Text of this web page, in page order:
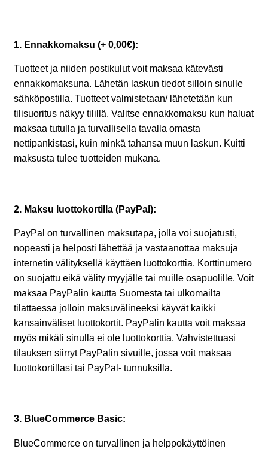
1. Ennakkomaksu (+ 0,00€):
Tuotteet ja niiden postikulut voit maksaa kätevästi
ennakkomaksuna. Lähetän laskun tiedot silloin sinulle
sähköpostilla. Tuotteet valmistetaan/ lähetetään kun
tilisuoritus näkyy tilillä. Valitse ennakkomaksu kun haluat
maksaa tutulla ja turvallisella tavalla omasta
nettipankistasi, kuin minkä tahansa muun laskun. Kuitti
maksusta tulee tuotteiden mukana.
2. Maksu luottokortilla (PayPal):
PayPal on turvallinen maksutapa, jolla voi suojatusti,
nopeasti ja helposti lähettää ja vastaanottaa maksuja
internetin välityksellä käyttäen luottokorttia. Korttinumero
on suojattu eikä välity myyjälle tai muille osapuolille. Voit
maksaa PayPalin kautta Suomesta tai ulkomailta
tilattaessa jolloin maksuvälineeksi käyvät kaikki
kansainväliset luottokortit. PayPalin kautta voit maksaa
myös mikäli sinulla ei ole luottokorttia. Vahvistettuasi
tilauksen siirryt PayPalin sivuille, jossa voit maksaa
luottokortillasi tai PayPal- tunnuksilla.
3. BlueCommerce Basic:
BlueCommerce on turvallinen ja helppokäyttöinen